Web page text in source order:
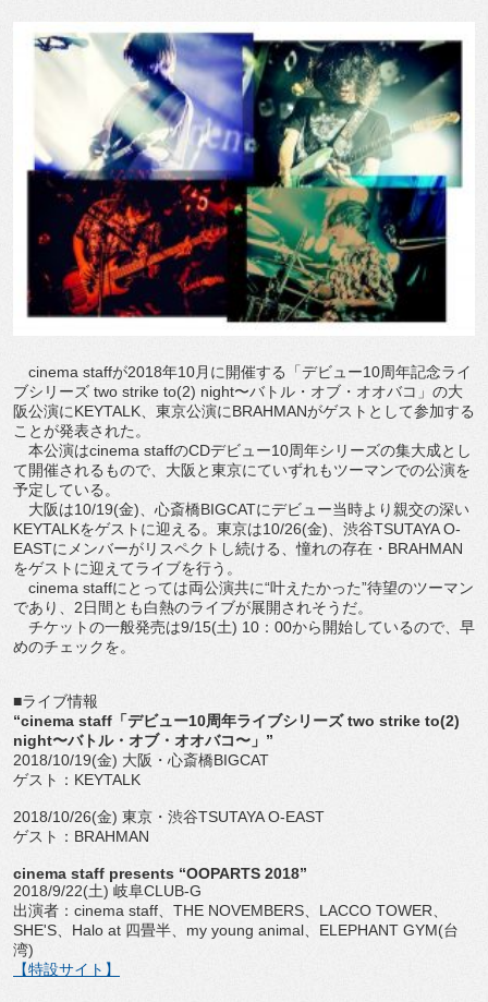
cinema staffが2018年10月に開催する「デビュー10周年記念ライ
ブシリーズ two strike to(2) night〜バトル・オブ・オオバコ」の大
阪公演にKEYTALK、東京公演にBRAHMANがゲストとして参加する
ことが発表された。
本公演はcinema staffのCDデビュー10周年シリーズの集大成とし
て開催されるもので、大阪と東京にていずれもツーマンでの公演を
予定している。
大阪は10/19(金)、心斎橋BIGCATにデビュー当時より親交の深い
KEYTALKをゲストに迎える。東京は10/26(金)、渋谷TSUTAYA O-
EASTにメンバーがリスペクトし続ける、憧れの存在・BRAHMAN
をゲストに迎えてライブを行う。
cinema staffにとっては両公演共に“叶えたかった”待望のツーマン
であり、2日間とも白熱のライブが展開されそうだ。
チケットの一般発売は9/15(土) 10：00から開始しているので、早
めのチェックを。
■ライブ情報
“cinema staff「デビュー10周年ライブシリーズ two strike to(2)
night〜バトル・オブ・オオバコ〜」”
2018/10/19(金) 大阪・心斎橋BIGCAT
ゲスト：KEYTALK
2018/10/26(金) 東京・渋谷TSUTAYA O-EAST
ゲスト：BRAHMAN
cinema staff presents “OOPARTS 2018”
2018/9/22(土) 岐阜CLUB-G
出演者：cinema staff、THE NOVEMBERS、LACCO TOWER、
SHE'S、Halo at 四畳半、my young animal、ELEPHANT GYM(台
湾)
【特設サイト】